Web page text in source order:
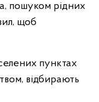
пошуком рідних
щоб
пунктах
відбирають